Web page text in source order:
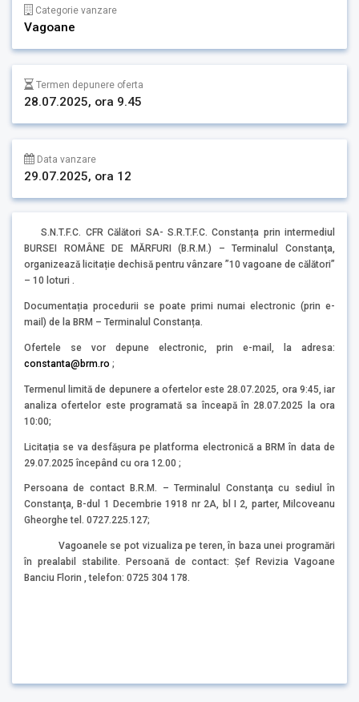
Categorie vanzare
Vagoane
Termen depunere oferta
28.07.2025, ora 9.45
Data vanzare
29.07.2025, ora 12
S.N.T.F.C. CFR Călători SA- S.R.T.F.C. Constanța prin intermediul
BURSEI ROMÂNE DE MĂRFURI (B.R.M.) – Terminalul Constanţa,
organizează licitație dechisă pentru vânzare ”10 vagoane de călători”
– 10 loturi .
Documentația procedurii se poate primi numai electronic (prin e-
mail) de la BRM – Terminalul Constanța.
Ofertele se vor depune electronic, prin e-mail, la adresa:
constanta@brm.ro ;
Termenul limită de depunere a ofertelor este 28.07.2025, ora 9:45, iar
analiza ofertelor este programată sa înceapă în 28.07.2025 la ora
10:00;
Licitația se va desfășura pe platforma electronică a BRM în data de
29.07.2025 începând cu ora 12.00 ;
Persoana de contact B.R.M. – Terminalul Constanţa cu sediul în
Constanţa, B-dul 1 Decembrie 1918 nr 2A, bl I 2, parter, Milcoveanu
Gheorghe tel. 0727.225.127;
Vagoanele se pot vizualiza pe teren, în baza unei programări
în prealabil stabilite. Persoană de contact: Șef Revizia Vagoane
Banciu Florin , telefon: 0725 304 178.